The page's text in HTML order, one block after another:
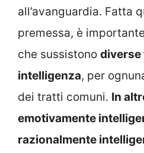
all’avanguardia. Fatta
premessa, è
che sussistono diverse
intelligenza, per
dei tratti comuni. In
emotivamente
razionalmente